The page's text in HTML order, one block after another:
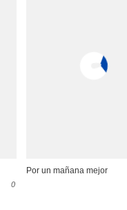
0
Por un mañana mejor